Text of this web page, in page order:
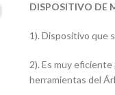
DISPOSITIVO DE
1). Dispositivo que
2). Es muy
herramientas del